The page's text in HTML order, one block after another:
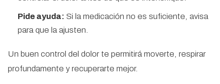
Pide ayuda: Si la medicación no es suficiente, avisa
para que la ajusten.
Un buen control del dolor te permitirá moverte, respirar
profundamente y recuperarte mejor.